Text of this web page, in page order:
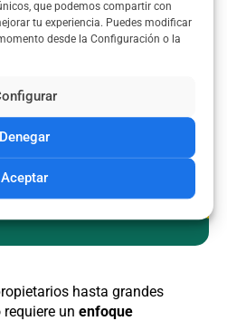
que podemos compartir con
tu experiencia. Puedes modificar
desde la Configuración o la
Aceptar
Denegar
¡Consigue
precio!
gratuito y
de control de
zona
hasta grandes
un enfoque